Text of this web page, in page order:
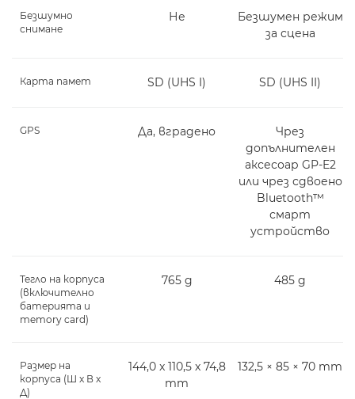
Безшумно
снимане
Не
Безшумен режим
за сцена
Карта памет SD (UHS I) SD (UHS II)
GPS Да, вградено
Чрез
допълнителен
аксесоар GP-E2
или чрез сдвоено
Bluetooth™
смарт
устройство
Тегло на корпуса
(включително
батерията и
memory card)
765 g 485 g
Размер на
корпуса (Ш x В x
Д)
144,0 x 110,5 x 74,8
mm
132,5 × 85 × 70 mm